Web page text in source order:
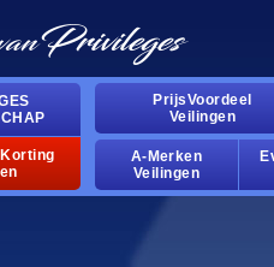
PrijsVoordeel
Veilingen
A-Merken
Veilingen